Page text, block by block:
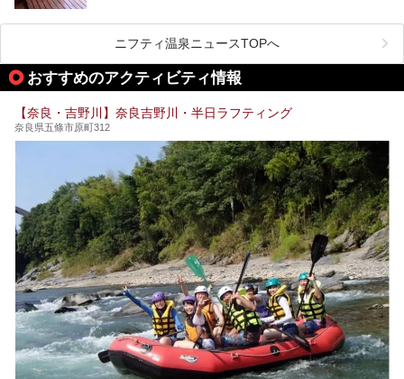
芯までじんわり温まってリラックス効果も抜群。
今回は、奈良で行けるおすすめのスーパー銭湯を5つご紹介
したいと思います。
まれるくらい日本人の心を捉えて離さない名所中の名所があ
ります。それは奈良県の吉野山。
す。また吉野山を含む「紀伊山地の霊場と参詣道」はユネス
コの世界遺産に登録されており、修験道の霊場として荘厳な
開湯300年と歴史のある霊験あらたかな吉野の湯で、春を感
今回は奈良県吉野のおすすめ温泉を紹介いたします！
ニフティ温泉ニュースTOPへ
おすすめのアクティビティ情報
【奈良・吉野川】奈良吉野川・半日ラフティング
奈良県五條市原町312